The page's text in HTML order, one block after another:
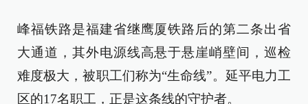
峰福铁路是福建省继鹰厦铁路后的第二条出省
大通道，其外电源线高悬于悬崖峭壁间，巡检
难度极大，被职工们称为“生命线”。延平电力工
区的17名职工，正是这条线的守护者。